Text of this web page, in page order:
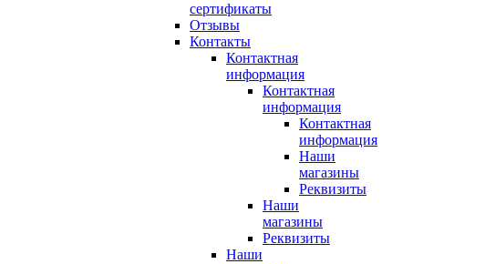
сертификаты
Отзывы
Контакты
Контактная
информация
Контактная
информация
Контактная
информация
Наши
магазины
Реквизиты
Наши
магазины
Реквизиты
Наши